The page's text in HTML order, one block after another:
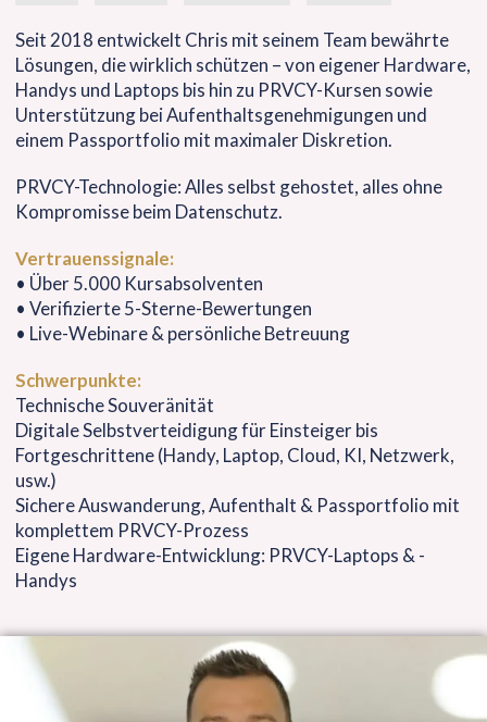
Seit 2018 entwickelt Chris mit seinem Team bewährte
Lösungen, die wirklich schützen – von eigener Hardware,
Handys und Laptops bis hin zu PRVCY-Kursen sowie
Unterstützung bei Aufenthaltsgenehmigungen und
einem Passportfolio mit maximaler Diskretion.
PRVCY-Technologie: Alles selbst gehostet, alles ohne
Kompromisse beim Datenschutz.
Vertrauenssignale:
• Über 5.000 Kursabsolventen
• Verifizierte 5-Sterne-Bewertungen
• Live-Webinare & persönliche Betreuung
Schwerpunkte:
Technische Souveränität
Digitale Selbstverteidigung für Einsteiger bis
Fortgeschrittene (Handy, Laptop, Cloud, KI, Netzwerk,
usw.)
Sichere Auswanderung, Aufenthalt & Passportfolio mit
komplettem PRVCY-Prozess
Eigene Hardware-Entwicklung: PRVCY-Laptops & -
Handys